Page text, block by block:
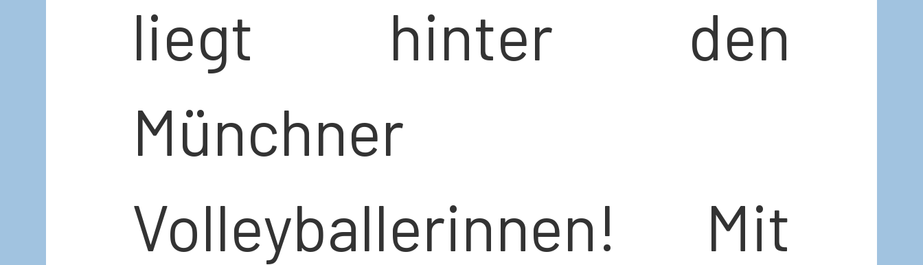
liegt hinter den
Münchner
Volleyballerinnen! Mit